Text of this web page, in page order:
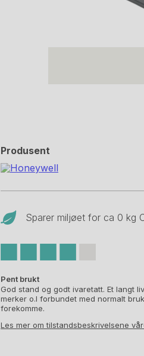
Produsent
Sparer miljøet for ca 0 kg
Pent brukt
God stand og godt ivaretatt. Et langt
merker o.l forbundet med normalt
forekomme.
Les mer om tilstandsbeskrivelsene